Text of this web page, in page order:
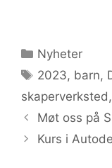
Kategorier
Nyheter
Stikkord
2023, barn,
skaperverksted ,
Møt oss på
Kurs i